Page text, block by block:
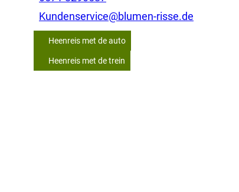
Kundenservice@blumen-risse.de
Heenreis met de auto
Heenreis met de trein